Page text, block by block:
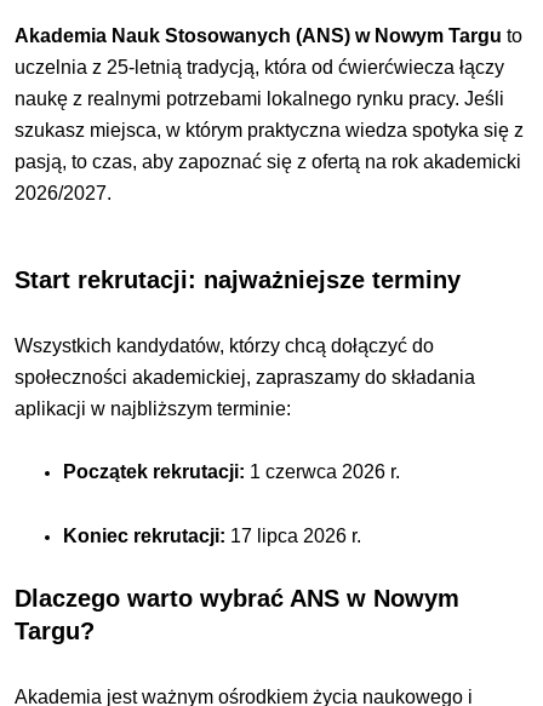
Akademia Nauk Stosowanych (ANS) w Nowym Targu to
uczelnia z 25-letnią tradycją, która od ćwierćwiecza łączy
naukę z realnymi potrzebami lokalnego rynku pracy. Jeśli
szukasz miejsca, w którym praktyczna wiedza spotyka się z
pasją, to czas, aby zapoznać się z ofertą na rok akademicki
2026/2027.
Start rekrutacji: najważniejsze terminy
Wszystkich kandydatów, którzy chcą dołączyć do
społeczności akademickiej, zapraszamy do składania
aplikacji w najbliższym terminie:
Początek rekrutacji: 1 czerwca 2026 r.
Koniec rekrutacji: 17 lipca 2026 r.
Dlaczego warto wybrać ANS w Nowym
Targu?
Akademia jest ważnym ośrodkiem życia naukowego i